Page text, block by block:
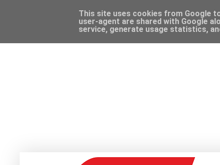
This site uses cookies from Google
user-agent are shared with Google
service, generate usage statistics,